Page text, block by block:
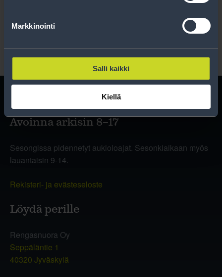
Markkinointi
Salli kaikki
Kiellä
Avoinna arkisin 8–17
Sesongissa pidennetyt aukioloajat. Sesonkiaikaan myös
lauantaisin 9-14.
Rekisteri- ja evästeseloste
Löydä perille
Rengasnuora Oy
Seppäläntie 1
40320 Jyväskylä